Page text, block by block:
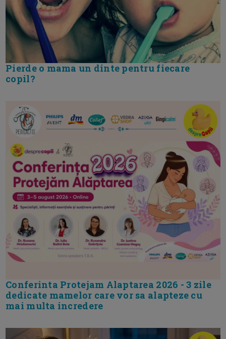
Pierde o mama un dinte pentru fiecare
copil?
Conferinta Protejam Alaptarea 2026 - 3 zile
dedicate mamelor care vor sa alapteze cu
mai multa incredere